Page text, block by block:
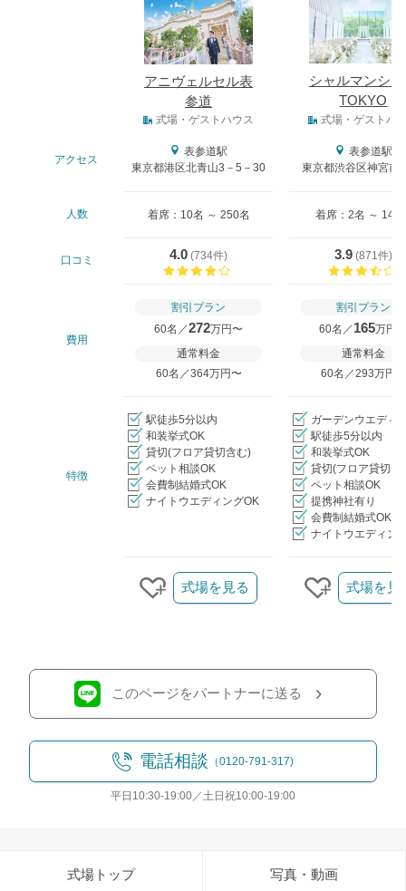
アニヴェルセル表
参道
シャルマンシ
TOKYO
式場・ゲストハウス 式場・ゲストハ
アクセス
表参道駅
東京都港区北青山3－5－30
表参道駅
東京都渋谷区神宮前
人数 着席：10名 ～ 250名 着席：2名 ～ 140
口コミ 4.0 (734件)
3.9 (871件)
費用
割引プラン
60名／272万円〜
通常料金
60名／364万円〜
割引プラン
60名／ 165万円
通常料金
60名／293万円〜
特徴
駅徒歩5分以内
和装挙式OK
貸切(フロア貸切含む)
ペット相談OK
会費制結婚式OK
ナイトウエディングOK
ガーデンウエディ
駅徒歩5分以内
和装挙式OK
貸切(フロア貸切含
ペット相談OK
提携神社有り
会費制結婚式OK
ナイトウエディン
クリップする
式場を見る
クリップす
式場を見
このページをパートナーに送る
電話相談 （0120-791-317)
平日10:30-19:00／土日祝10:00-19:00
式場トップ 写真・動画